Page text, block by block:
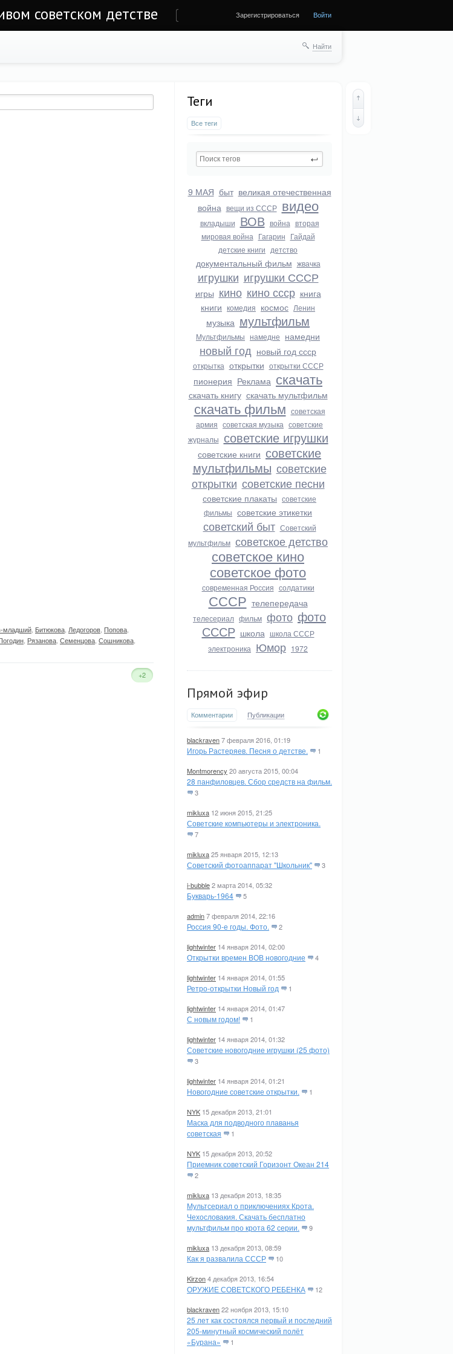
советском детстве Зарегистрироваться Войти
Найти
Теги
Все теги
9 МАЯ быт великая отечественная
война вещи из СССР видео
вкладыши ВОВ война вторая
мировая война Гагарин Гайдай
детские книги детство
документальный фильм жвачка
игрушки игрушки СССР
игры кино кино ссср книга
книги комедия космос Ленин
музыка мультфильм
Мультфильмы намедне намедни
новый год новый год ссср
открытка открытки открытки СССР
пионерия Реклама скачать
скачать книгу скачать мультфильм
скачать фильм советская
армия советская музыка советские
журналы советские игрушки
советские книги советские
мультфильмы советские
открытки советские песни
советские плакаты советские
фильмы советские этикетки
советский быт Советский
мультфильм советское детство
советское кино
советское фото
современная Россия солдатики
СССР телепередача
телесериал фильм фото фото
СССР школа школа СССР
электроника Юмор 1972
Прямой эфир
Комментарии Публикации
blackraven7 февраля 2016, 01:19
Игорь Растеряев. Песня о детстве. 1
Montmorency 20 августа 2015, 00:04
28 панфиловцев. Сбор средств на фильм.
3
mikluxa 12 июня 2015, 21:25
Советские компьютеры и электроника.
7
mikluxa25 января 2015, 12:13
Советский фотоаппарат "Школьник" 3
i-bubble2 марта 2014, 05:32
Букварь-1964 5
admin7 февраля 2014, 22:16
Россия 90-е годы. Фото. 2
lightwinter 14 января 2014, 02:00
Открытки времен ВОВ новогодние 4
lightwinter 14 января 2014, 01:55
Ретро-открытки Новый год 1
lightwinter 14 января 2014, 01:47
С новым годом! 1
lightwinter 14 января 2014, 01:32
Советские новогодние игрушки (25 фото)
3
lightwinter 14 января 2014, 01:21
Новогодние советские открытки. 1
NYK 15 декабря 2013, 21:01
Маска для подводного плаванья
советская
1
NYK 15 декабря 2013, 20:52
Приемник советский Горизонт Океан 214
2
mikluxa 13 декабря 2013, 18:35
Мультсериал о приключениях Крота.
Чехословакия. Скачать бесплатно
мультфильм про крота 62 серии.
9
mikluxa 13 декабря 2013, 08:59
Как я развалила СССР 10
Kirzon4 декабря 2013, 16:54
ОРУЖИЕ СОВЕТСКОГО РЕБЕНКА 12
blackraven22 ноября 2013, 15:10
25 лет как состоялся первый и последний
205-минутный космический полёт
«Бурана»
1
младший Битюкова Ледогоров Попова
Рязанова Семенцова Сошникова
+2